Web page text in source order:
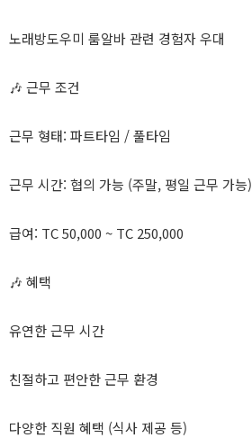
노래방도우미 룸알바 관련 경험자 우대
🎶 근무 조건
근무 형태: 파트타임 / 풀타임
근무 시간: 협의 가능 (주말, 평일 근무 가능)
급여: TC 50,000 ~ TC 250,000
🎶 혜택
유연한 근무 시간
친절하고 편안한 근무 환경
다양한 직원 혜택 (식사 제공 등)